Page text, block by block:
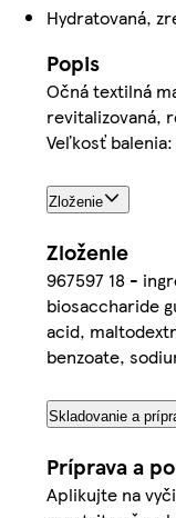
Hydratovaná,
Popis
Očná textilná
revitalizovaná,
Veľkosť
Zloženie
Zloženie
967597 18 -
biosaccharide
acid,
benzoate,
Skladovanie a
Príprava a
Aplikujte na